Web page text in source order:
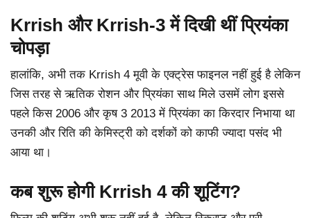
Krrish और Krrish-3 में दिखी थीं प्रियंका
चोपड़ा
हालांकि, अभी तक Krrish 4 मूवी के एक्ट्रेस फाइनल नहीं हुई है लेकिन
जिस तरह से ऋतिक रोशन और प्रियंका साथ मिले उसमें लोग इससे
पहले किस 2006 और कृष 3 2013 में प्रियंका का किरदार निभाया था
उनकी और रिति की केमिस्ट्री को दर्शकों को काफी ज्यादा पसंद भी
आया था।
कब शुरू होगी Krrish 4 की शूटिंग?